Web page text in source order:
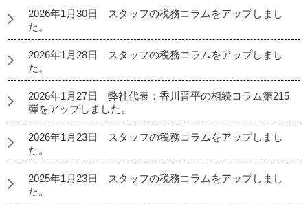
2026年1月30日 スタッフの税務コラムをアップしまし
た。
2026年1月28日 スタッフの税務コラムをアップしまし
た。
2026年1月27日 弊社代表：香川晋平の相続コラム第215
弾をアップしました。
2026年1月23日 スタッフの税務コラムをアップしまし
た。
2025年1月23日 スタッフの税務コラムをアップしまし
た。